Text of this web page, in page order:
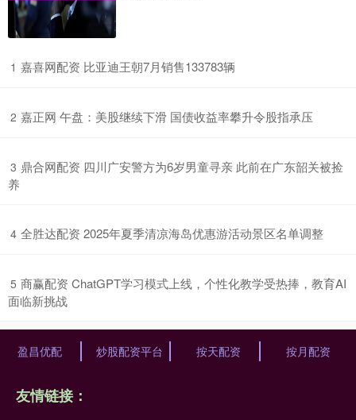
1 ​嘉喜网配资 比亚迪王朝7月销售133783辆
2 ​嘉正网 午盘：美股继续下滑 国债收益率攀升令股指承压
3 ​鼎合网配资 四川广安警方为6岁男童寻亲 此前在广东韶关被捡
养
4 ​全胜达配资 2025年夏季清凉海岛优惠游活动景区名单调整
5 ​商赢配资 ChatGPT学习模式上线，个性化教学受热捧，教育AI
面临新挑战
盈昌优配 炒股配资平台 按天配资 按月配资
友情链接：